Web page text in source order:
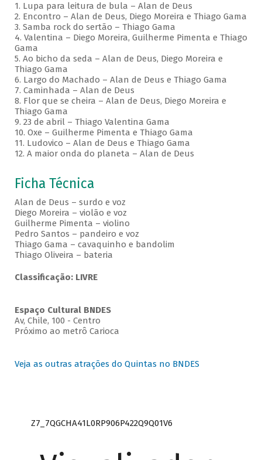
1. Lupa para leitura de bula – Alan de Deus
2. Encontro – Alan de Deus, Diego Moreira e Thiago Gama
3. Samba rock do sertão – Thiago Gama
4. Valentina – Diego Moreira, Guilherme Pimenta e Thiago
Gama
5. Ao bicho da seda – Alan de Deus, Diego Moreira e
Thiago Gama
6. Largo do Machado – Alan de Deus e Thiago Gama
7. Caminhada – Alan de Deus
8. Flor que se cheira – Alan de Deus, Diego Moreira e
Thiago Gama
9. 23 de abril – Thiago Valentina Gama
10. Oxe – Guilherme Pimenta e Thiago Gama
11. Ludovico – Alan de Deus e Thiago Gama
12. A maior onda do planeta – Alan de Deus
Ficha Técnica
Alan de Deus – surdo e voz
Diego Moreira – violão e voz
Guilherme Pimenta – violino
Pedro Santos – pandeiro e voz
Thiago Gama – cavaquinho e bandolim
Thiago Oliveira – bateria
Classificação: LIVRE
Espaço Cultural BNDES
Av, Chile, 100 - Centro
Próximo ao metrô Carioca
Veja as outras atrações do Quintas no BNDES
Z7_7QGCHA41L0RP906P422Q9Q01V6